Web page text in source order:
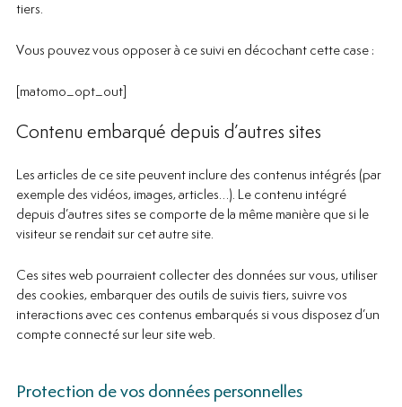
tiers.
Vous pouvez vous opposer à ce suivi en décochant cette case :
[matomo_opt_out]
Contenu embarqué depuis d’autres sites
Les articles de ce site peuvent inclure des contenus intégrés (par
exemple des vidéos, images, articles…). Le contenu intégré
depuis d’autres sites se comporte de la même manière que si le
visiteur se rendait sur cet autre site.
Ces sites web pourraient collecter des données sur vous, utiliser
des cookies, embarquer des outils de suivis tiers, suivre vos
interactions avec ces contenus embarqués si vous disposez d’un
compte connecté sur leur site web.
Protection de vos données personnelles